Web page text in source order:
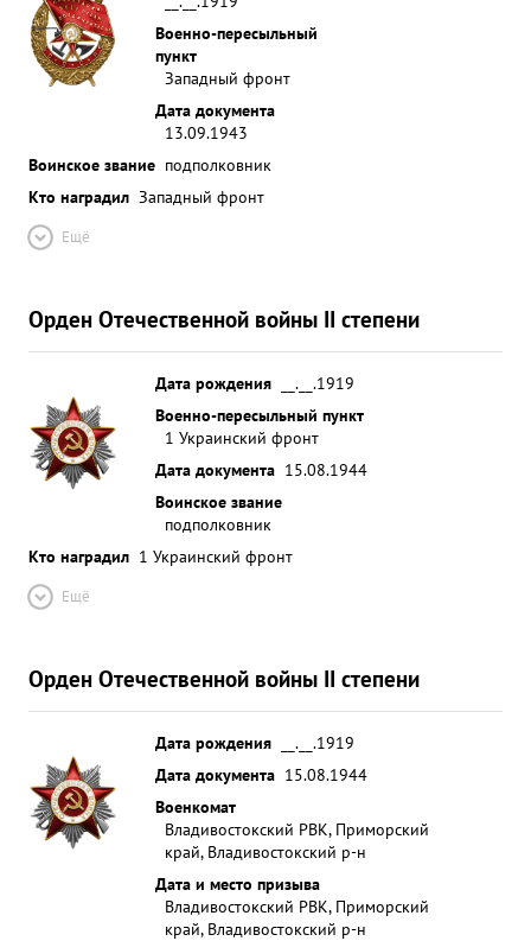
решительный воздушный воин, являясь примером
Сталинского Сокола.. 10,14,22,23, 28 августа 1943
г. при выполнении самол етами 32 ОКАЭ задания
на фотографирование и разведку войск проти
вника перед фронтом 4 Гв. ТПАД РГК группа
командиром, старшим лейтенантом БАРШТ
исключи тельно умело маневри ровала в зоне
сильной концентрации ЗА противника, обеспечив
Военно-пересыльный
пункт
Западный фронт
Дата документа
13.09.1943
Воинское звание подполковник
Кто наградил Западный фронт
Ещё
Орден Отечественной войны II степени
Дата рождения
__.__.1919
Военно-пересыльный пункт
1 Украинский фронт
Дата документа 15.08.1944
Воинское звание
подполковник
Кто наградил 1 Украинский фронт
Ещё
Орден Отечественной войны II степени
Дата рождения
__.__.1919
Дата документа 15.08.1944
Военкомат
Владивостокский РВК, Приморский
край, Владивостокский р-н
Дата и место призыва
Владивостокский РВК, Приморский
край, Владивостокский р-н